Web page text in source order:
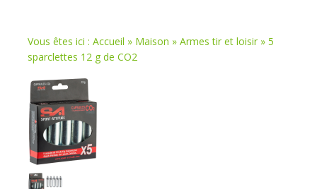
Vous êtes ici : Accueil » Maison » Armes tir et loisir » 5
sparclettes 12 g de CO2